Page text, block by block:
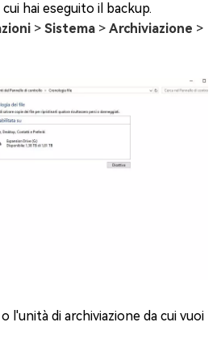
hai eseguito il backup.
> Sistema > Archiviazione >
l'unità di archiviazione da cui vuoi